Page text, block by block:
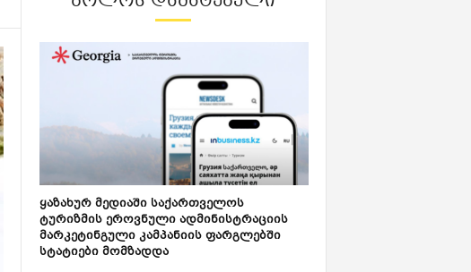
ყაზახურ მედიაში საქართველოს
ტურიზმის ეროვნული ადმინისტრაციის
მარკეტინგული კამპანიის ფარგლებში
სტატიები მომზადდა